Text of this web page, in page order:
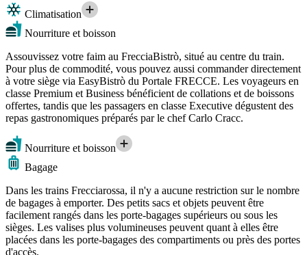
Climatisation
Nourriture et boisson
Assouvissez votre faim au FrecciaBistrò, situé au centre du train.
Pour plus de commodité, vous pouvez aussi commander directement
à votre siège via EasyBistrò du Portale FRECCE. Les voyageurs en
classe Premium et Business bénéficient de collations et de boissons
offertes, tandis que les passagers en classe Executive dégustent des
repas gastronomiques préparés par le chef Carlo Cracc.
Nourriture et boisson
Bagage
Dans les trains Frecciarossa, il n'y a aucune restriction sur le nombre
de bagages à emporter. Des petits sacs et objets peuvent être
facilement rangés dans les porte-bagages supérieurs ou sous les
sièges. Les valises plus volumineuses peuvent quant à elles être
placées dans les porte-bagages des compartiments ou près des portes
d'accès.